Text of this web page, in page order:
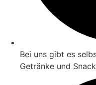
Bei uns gibt es
Getränke und